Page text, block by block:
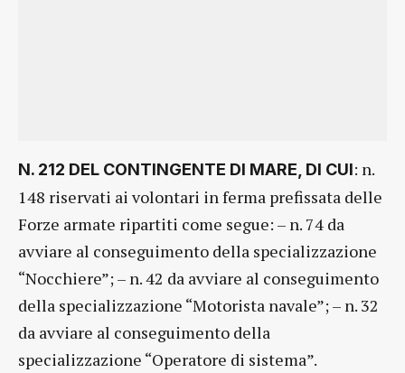
N. 212 DEL CONTINGENTE DI MARE, DI CUI: n.
148 riservati ai volontari in ferma prefissata delle
Forze armate ripartiti come segue: – n. 74 da
avviare al conseguimento della specializzazione
“Nocchiere”; – n. 42 da avviare al conseguimento
della specializzazione “Motorista navale”; – n. 32
da avviare al conseguimento della
specializzazione “Operatore di sistema”.